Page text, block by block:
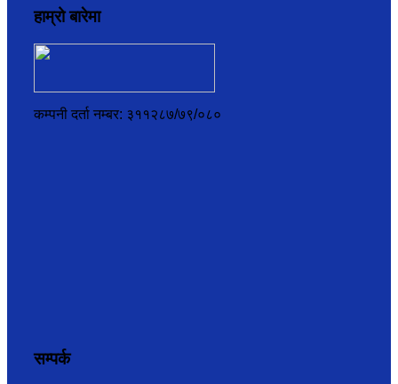
हाम्रो बारेमा
कम्पनी दर्ता नम्बर: ३११२८७/७९/०८०
सम्पर्क